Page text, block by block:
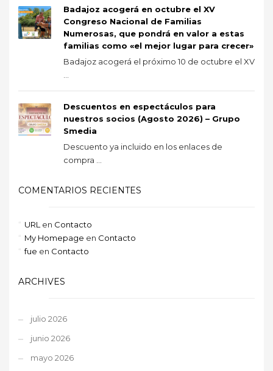
Badajoz acogerá en octubre el XV
Congreso Nacional de Familias
Numerosas, que pondrá en valor a estas
familias como «el mejor lugar para crecer»
Badajoz acogerá el próximo 10 de octubre el XV
Descuentos en espectáculos para
nuestros socios (Agosto 2026) – Grupo
Smedia
Descuento ya incluido en los enlaces de
compra ...
COMENTARIOS RECIENTES
URL en Contacto
My Homepage en Contacto
fue en Contacto
ARCHIVES
julio 2026
junio 2026
mayo 2026